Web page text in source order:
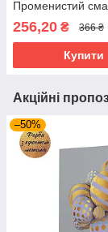
Променистий
40x50 см (RB-
256,20 ₴ 366 ₴
Купити
Акційні
–50%